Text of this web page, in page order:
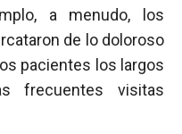
a menudo, los
de lo doloroso
pacientes los largos
frecuentes visitas